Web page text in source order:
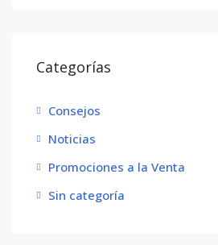
Categorías
Consejos
Noticias
Promociones a la Venta
Sin categoría